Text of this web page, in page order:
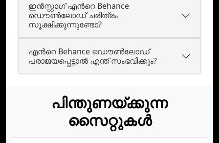
ഇന്‍സ്റ്റാഗ് എന്‍റെ Behance
ഡൌണ്‍ലോഡ് ചരിത്രം
സൂക്ഷിക്കുന്നുണ്ടോ?
എന്‍റെ Behance ഡൌണ്‍ലോഡ്
പരാജയപ്പെട്ടാല്‍ എന്ത് സംഭവിക്കും?
പിന്തുണയ്ക്കുന്ന
സൈറ്റുകൾ